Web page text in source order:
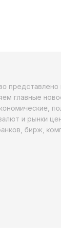
главные
и рынки
бирж,